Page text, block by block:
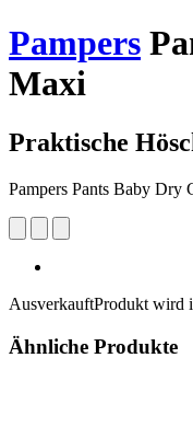
Pampers
Maxi
Praktische
Pampers Pants Baby Dry
AusverkauftProdukt wird
Ähnliche Produkte